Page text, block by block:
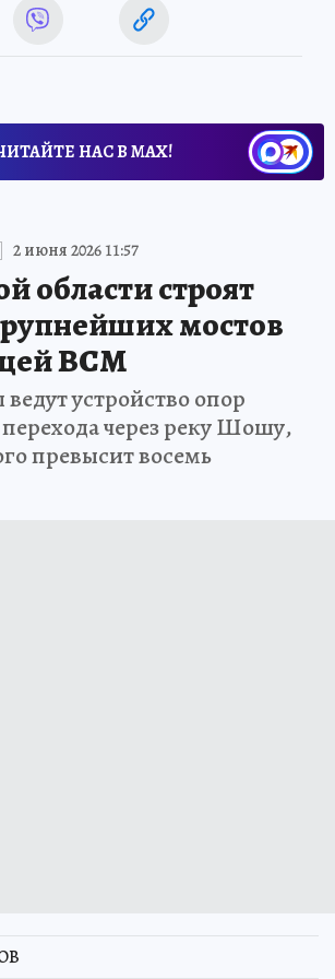
НАС В МАХ!
2 июня 2026 11:57
области строят
мостов
ВСМ
устройство опор
через реку Шошу,
превысит восемь